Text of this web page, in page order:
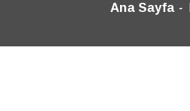
Ana Sayfa